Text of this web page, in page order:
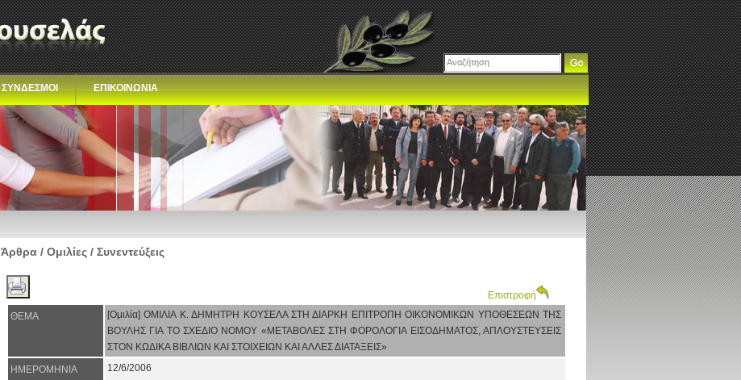
ΣΥΝΔΕΣΜΟΙ ΕΠΙΚΟΙΝΩΝΙΑ
Άρθρα / Ομιλίες / Συνεντεύξεις
Επιστροφή
ΘΕΜΑ
[Ομιλία] ΟΜΙΛΙΑ Κ. ΔΗΜΗΤΡΗ ΚΟΥΣΕΛΑ ΣΤΗ ΔΙΑΡΚΗ ΕΠΙΤΡΟΠΗ ΟΙΚΟΝΟΜΙΚΩΝ ΥΠΟΘΕΣΕΩΝ ΤΗΣ
ΒΟΥΛΗΣ ΓΙΑ ΤΟ ΣΧΕΔΙΟ ΝΟΜΟΥ «ΜΕΤΑΒΟΛΕΣ ΣΤΗ ΦΟΡΟΛΟΓΙΑ ΕΙΣΟΔΗΜΑΤΟΣ, ΑΠΛΟΥΣΤΕΥΣΕΙΣ
ΣΤΟΝ ΚΩΔΙΚΑ ΒΙΒΛΙΩΝ ΚΑΙ ΣΤΟΙΧΕΙΩΝ ΚΑΙ ΑΛΛΕΣ ΔΙΑΤΑΞΕΙΣ»
ΗΜΕΡΟΜΗΝΙΑ
12/6/2006